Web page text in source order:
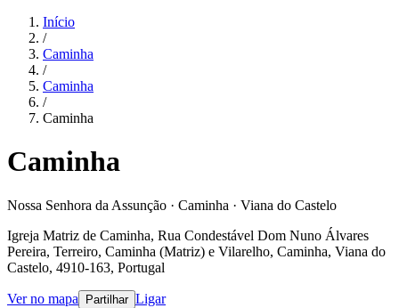
Início
/
Caminha
/
Caminha
/
Caminha
Caminha
Nossa Senhora da Assunção · Caminha · Viana do Castelo
Igreja Matriz de Caminha, Rua Condestável Dom Nuno Álvares
Pereira, Terreiro, Caminha (Matriz) e Vilarelho, Caminha, Viana do
Castelo, 4910-163, Portugal
Ver no mapa Partilhar Ligar